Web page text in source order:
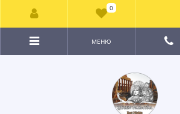
МЕНЮ
0